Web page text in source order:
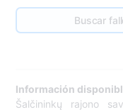
Buscar
Información
Šalčininkų rajono